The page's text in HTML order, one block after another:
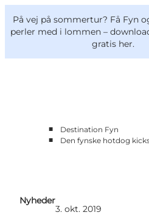
På vej på sommertur? Få Fyn
perler med i lommen –
gratis her.
Bliv medlem
Projekter og Aktuelt
Kontakt
Om os
Deutsch
■
Destination Fyn
■
Den fynske hotdog
Nyheder
3. okt. 2019